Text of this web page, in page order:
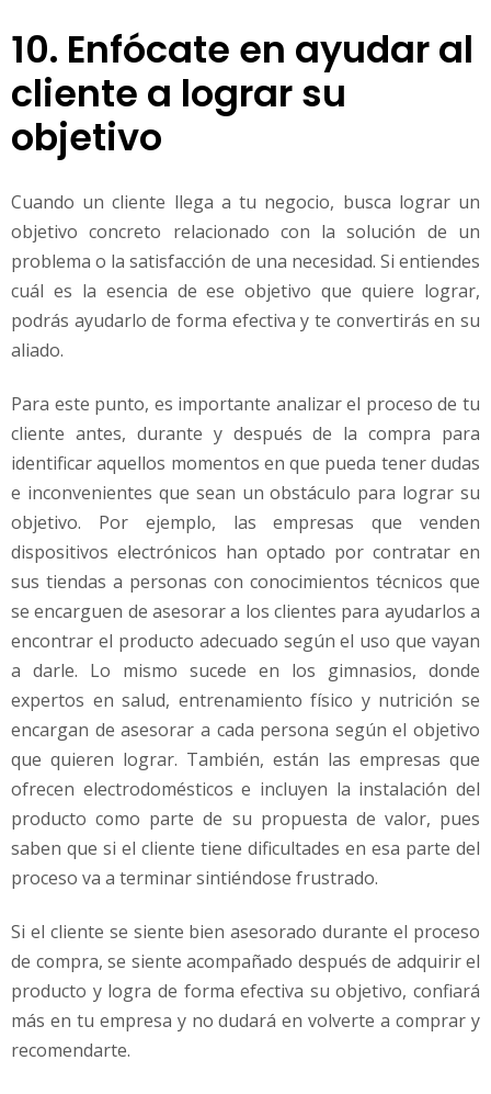
10. Enfócate en ayudar al
cliente a lograr su
objetivo
Cuando un cliente llega a tu negocio, busca lograr un
objetivo concreto relacionado con la solución de un
problema o la satisfacción de una necesidad. Si entiendes
cuál es la esencia de ese objetivo que quiere lograr,
podrás ayudarlo de forma efectiva y te convertirás en su
aliado.
Para este punto, es importante analizar el proceso de tu
cliente antes, durante y después de la compra para
identificar aquellos momentos en que pueda tener dudas
e inconvenientes que sean un obstáculo para lograr su
objetivo. Por ejemplo, las empresas que venden
dispositivos electrónicos han optado por contratar en
sus tiendas a personas con conocimientos técnicos que
se encarguen de asesorar a los clientes para ayudarlos a
encontrar el producto adecuado según el uso que vayan
a darle. Lo mismo sucede en los gimnasios, donde
expertos en salud, entrenamiento físico y nutrición se
encargan de asesorar a cada persona según el objetivo
que quieren lograr. También, están las empresas que
ofrecen electrodomésticos e incluyen la instalación del
producto como parte de su propuesta de valor, pues
saben que si el cliente tiene dificultades en esa parte del
proceso va a terminar sintiéndose frustrado.
Si el cliente se siente bien asesorado durante el proceso
de compra, se siente acompañado después de adquirir el
producto y logra de forma efectiva su objetivo, confiará
más en tu empresa y no dudará en volverte a comprar y
recomendarte.